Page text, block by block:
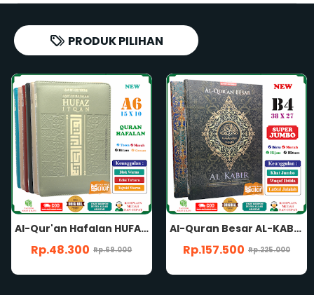
PRODUK PILIHAN
Al-Quran Besar AL-KABIR B4 HC SUPER JUMBO Nonterjemah Waqaf Ibtida Lafzul Jalalah Khat Rasm Utsmani Mushaf Al-Qur'an Al Kabir Penerbit Cordoba
Rp.157.500 Rp.225.000
Al-Quran Ash-Shahib TAJWID A4 HC NONTERJEMAH Rasm Utsmani Madinah Waqaf Ibtida' Panduan Musykilat Al-Qur'an Ash-Shohib Ash Shahib Penerbit Hilal Media
Rp.115.500 Rp.165.000